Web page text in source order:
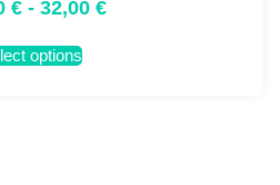
€ - 32,00 €
options